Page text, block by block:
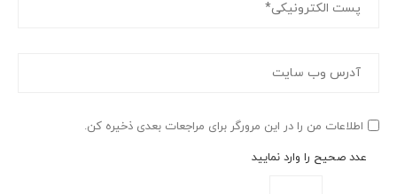
اطلاعات من را در این مرورگر برای مراجعات بعدی ذخیره کن.
عدد صحیح را وارد نمایید